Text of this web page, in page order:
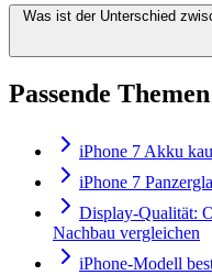
Was ist der Unterschied
Passende
iPhone 7 Akku
iPhone 7
Display-Qualität:
Nachbau vergleichen
iPhone-Modell